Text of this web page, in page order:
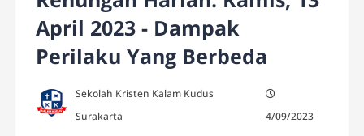
April 2023 - Dampak
Perilaku Yang Berbeda
Sekolah Kristen Kalam Kudus
Surakarta
4/09/2023